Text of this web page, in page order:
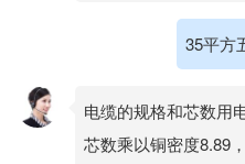
35平方
电缆的规格和芯数用
芯数乘以铜密度8.89